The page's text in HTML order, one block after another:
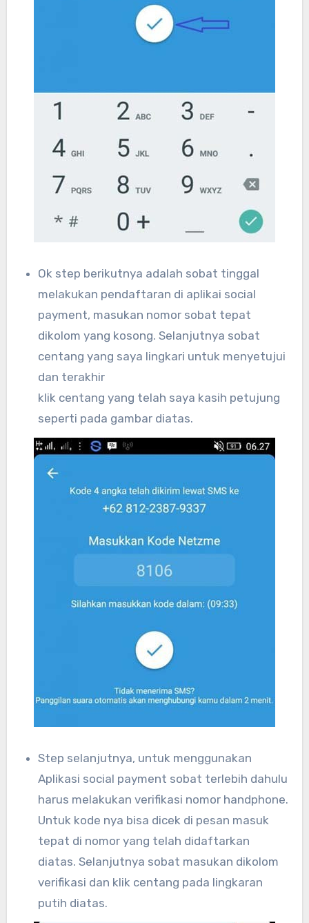
Ok step berikutnya adalah sobat tinggal
melakukan pendaftaran di aplikai social
payment, masukan nomor sobat tepat
dikolom yang kosong. Selanjutnya sobat
centang yang saya lingkari untuk menyetujui
dan terakhir
klik centang yang telah saya kasih petujung
seperti pada gambar diatas.
Step selanjutnya, untuk menggunakan
Aplikasi social payment sobat terlebih dahulu
harus melakukan verifikasi nomor handphone.
Untuk kode nya bisa dicek di pesan masuk
tepat di nomor yang telah didaftarkan
diatas. Selanjutnya sobat masukan dikolom
verifikasi dan klik centang pada lingkaran
putih diatas.